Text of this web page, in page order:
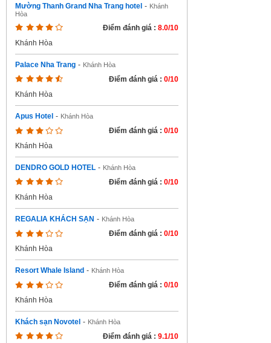
Mường Thanh Grand Nha Trang hotel - Khánh
Hòa
Điểm đánh giá : 8.0/10
Khánh Hòa
Palace Nha Trang - Khánh Hòa
Điểm đánh giá : 0/10
Khánh Hòa
Apus Hotel - Khánh Hòa
Điểm đánh giá : 0/10
Khánh Hòa
DENDRO GOLD HOTEL - Khánh Hòa
Điểm đánh giá : 0/10
Khánh Hòa
REGALIA KHÁCH SẠN - Khánh Hòa
Điểm đánh giá : 0/10
Khánh Hòa
Resort Whale Island - Khánh Hòa
Điểm đánh giá : 0/10
Khánh Hòa
Khách sạn Novotel - Khánh Hòa
Điểm đánh giá : 9.1/10